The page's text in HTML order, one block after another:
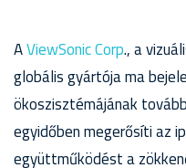
AViewSonic Corp., a
globális gyártója ma
ökoszisztémájának
egyidőben megerősíti az
együttműködést a